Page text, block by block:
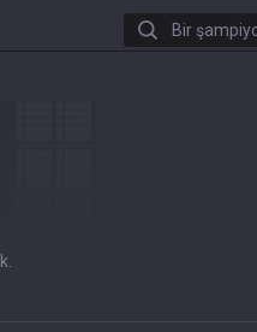
Bir şampiyon ara